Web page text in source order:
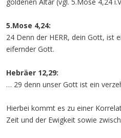
5.Mose 4,24:
24 Denn der HERR, dein Gott, ist
eifernder Gott.
Hebräer 12,29:
… 29 denn unser Gott ist ein
Hierbei kommt es zu einer
Zeit und der Ewigkeit sowie